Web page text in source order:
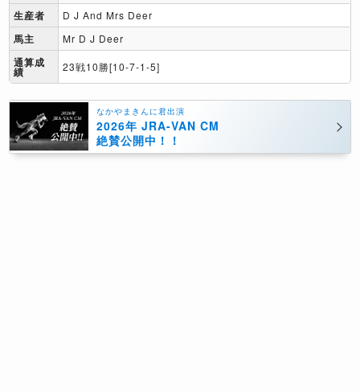
生産者 D J And Mrs Deer
馬主 Mr D J Deer
通算成
績 23戦10勝[10-7-1-5]
なかやまきんに君出演
2026年 JRA-VAN CM
絶賛公開中！！